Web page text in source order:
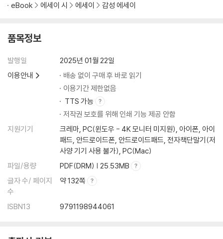
eBook 에세이 시 에세이 감성 에세이
품목정보
발행일
2025년 01월 22일
이용안내
배송 없이 구매 후 바로 읽기
이용기간 제한없음
TTS 가능
저작권 보호를 위해 인쇄 기능 제공 안함
지원기기
크레마, PC(윈도우 - 4K 모니터 미지원), 아이폰, 아이
패드, 안드로이드폰, 안드로이드패드, 전자책단말기(저
사양 기기 사용 불가), PC(Mac)
파일/용량
PDF(DRM) | 25.53MB
글자 수/ 페이지
수
약 132쪽
ISBN13 9791198944061